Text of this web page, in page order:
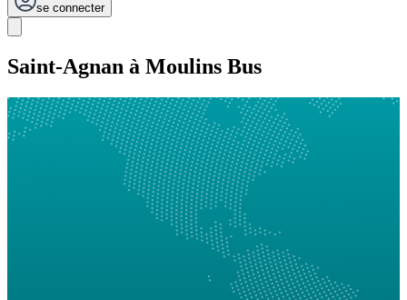
se connecter
Saint-Agnan à Moulins Bus